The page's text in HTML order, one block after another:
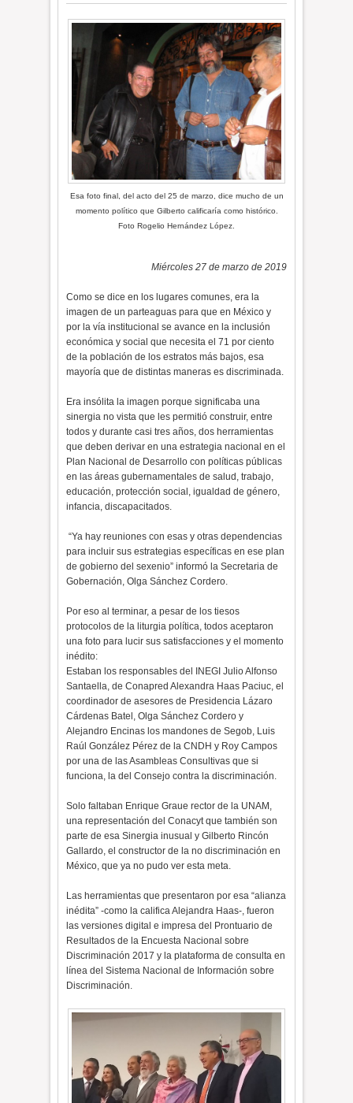
Esa foto final, del acto del 25 de marzo, dice mucho de un
momento político que Gilberto calificaría como histórico.
Foto Rogelio Hernández López.
Miércoles 27 de marzo de 2019
Como se dice en los lugares comunes, era la
imagen de un parteaguas para que en México y
por la vía institucional se avance en la inclusión
económica y social que necesita el 71 por ciento
de la población de los estratos más bajos, esa
mayoría que de distintas maneras es discriminada.
Era insólita la imagen porque significaba una
sinergia no vista que les permitió construir, entre
todos y durante casi tres años, dos herramientas
que deben derivar en una estrategia nacional en el
Plan Nacional de Desarrollo con políticas públicas
en las áreas gubernamentales de salud, trabajo,
educación, protección social, igualdad de género,
infancia, discapacitados.
“Ya hay reuniones con esas y otras dependencias
para incluir sus estrategias específicas en ese plan
de gobierno del sexenio” informó la Secretaria de
Gobernación, Olga Sánchez Cordero.
Por eso al terminar, a pesar de los tiesos
protocolos de la liturgia política, todos aceptaron
una foto para lucir sus satisfacciones y el momento
inédito:
Estaban los responsables del INEGI Julio Alfonso
Santaella, de Conapred Alexandra Haas Paciuc, el
coordinador de asesores de Presidencia Lázaro
Cárdenas Batel, Olga Sánchez Cordero y
Alejandro Encinas los mandones de Segob, Luis
Raúl González Pérez de la CNDH y Roy Campos
por una de las Asambleas Consultivas que si
funciona, la del Consejo contra la discriminación.
Solo faltaban Enrique Graue rector de la UNAM,
una representación del Conacyt que también son
parte de esa Sinergia inusual y Gilberto Rincón
Gallardo, el constructor de la no discriminación en
México, que ya no pudo ver esta meta.
Las herramientas que presentaron por esa “alianza
inédita” -como la califica Alejandra Haas-, fueron
las versiones digital e impresa del Prontuario de
Resultados de la Encuesta Nacional sobre
Discriminación 2017 y la plataforma de consulta en
línea del Sistema Nacional de Información sobre
Discriminación.